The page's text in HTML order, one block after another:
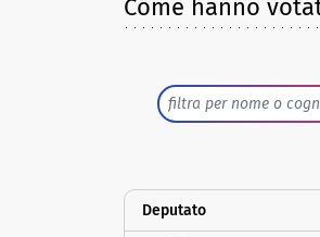
Come hanno
Deputato